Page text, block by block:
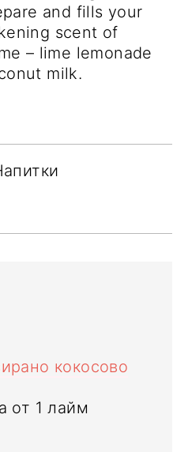
and fills your
scent of
– lime lemonade
milk.
кокосово
от 1 лайм